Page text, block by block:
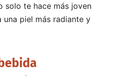
solo te hace más joven
piel más radiante y